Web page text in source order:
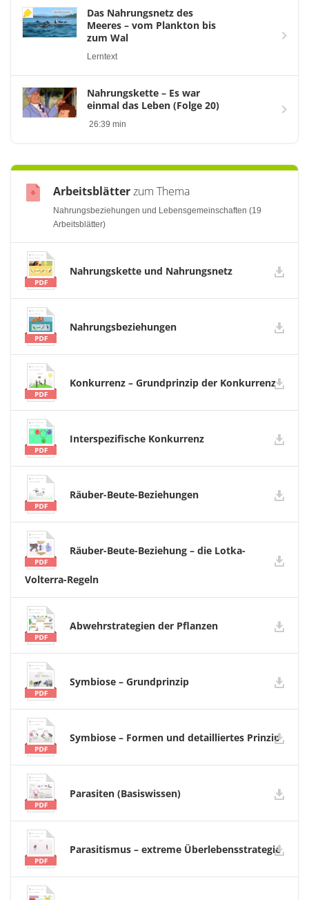
Das Nahrungsnetz des
Meeres – vom Plankton bis
zum Wal
Lerntext
Nahrungskette – Es war
einmal das Leben (Folge 20)
26:39 min
Arbeitsblätterzum Thema
Nahrungsbeziehungen und Lebensgemeinschaften (19
Arbeitsblätter)
Nahrungskette und Nahrungsnetz
Nahrungsbeziehungen
Konkurrenz – Grundprinzip der Konkurrenz
Interspezifische Konkurrenz
Räuber-Beute-Beziehungen
Räuber-Beute-Beziehung – die Lotka-
Volterra-Regeln
Abwehrstrategien der Pflanzen
Symbiose – Grundprinzip
Symbiose – Formen und detailliertes Prinzip
Parasiten (Basiswissen)
Parasitismus – extreme Überlebensstrategie